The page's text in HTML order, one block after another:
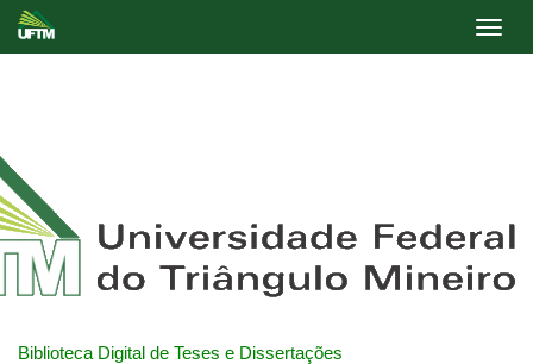
Biblioteca Digital de Teses e Dissertações